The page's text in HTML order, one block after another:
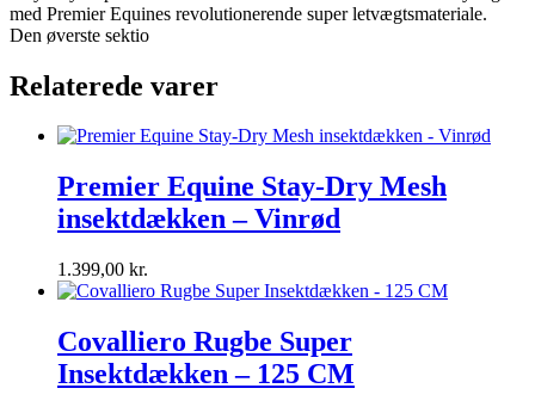
med Premier Equines revolutionerende super letvægtsmateriale.
Den øverste sektio
Relaterede varer
Premier Equine Stay-Dry Mesh
insektdækken – Vinrød
1.399,00 kr.
Covalliero Rugbe Super
Insektdækken – 125 CM